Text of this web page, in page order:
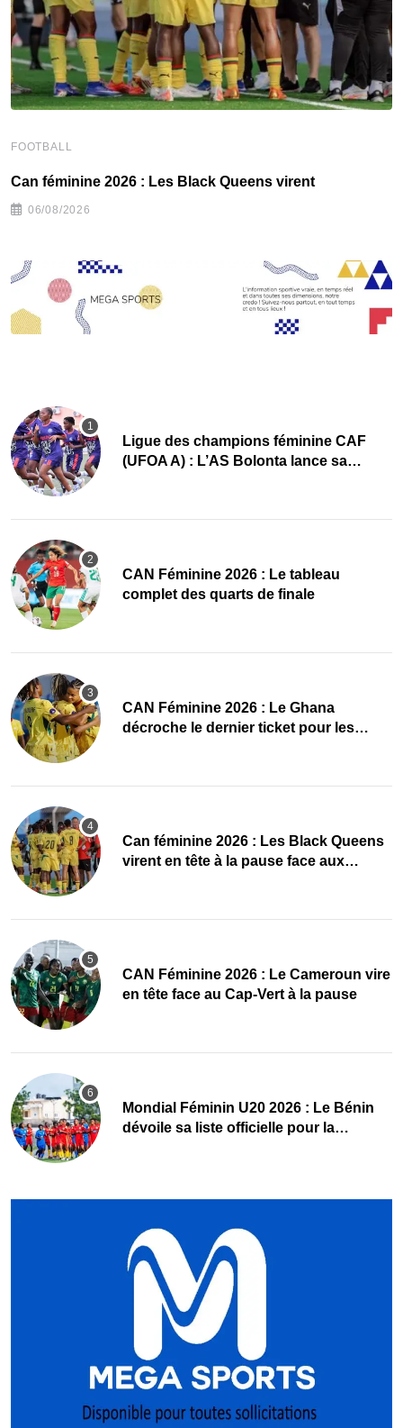
FOOTBALL
‎Can féminine 2026 : Les Black Queens virent
06/08/2026
Ligue des champions féminine CAF
(UFOA A) : L’AS Bolonta lance sa
CAN Féminine 2026 : Le tableau
complet des quarts de finale
CAN Féminine 2026 : Le Ghana
décroche le dernier ticket pour les
‎Can féminine 2026 : Les Black Queens
virent en tête à la pause face aux
CAN Féminine 2026 : Le Cameroun vire
en tête face au Cap-Vert à la pause
Mondial Féminin U20 2026 : Le Bénin
dévoile sa liste officielle pour la